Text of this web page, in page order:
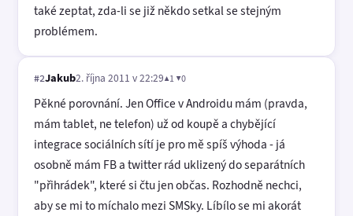
také zeptat, zda-li se již někdo setkal se stejným
problémem.
#2Jakub2. října 2011 v 22:29▲1 ▼0
Pěkné porovnání. Jen Office v Androidu mám (pravda,
mám tablet, ne telefon) už od koupě a chybějící
integrace sociálních sítí je pro mě spíš výhoda - já
osobně mám FB a twitter rád uklizený do separátních
"přihrádek", které si čtu jen občas. Rozhodně nechci,
aby se mi to míchalo mezi SMSky. Líbílo se mi akorát